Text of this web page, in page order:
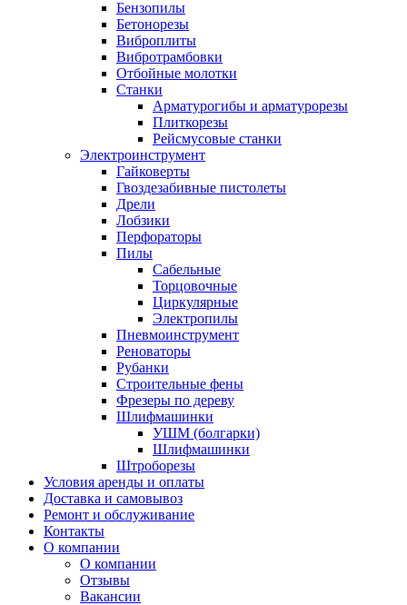
Бензопилы
Бетонорезы
Виброплиты
Вибротрамбовки
Отбойные молотки
Станки
Арматурогибы и арматурорезы
Плиткорезы
Рейсмусовые станки
Электроинструмент
Гайковерты
Гвоздезабивные пистолеты
Дрели
Лобзики
Перфораторы
Пилы
Сабельные
Торцовочные
Циркулярные
Электропилы
Пневмоинструмент
Реноваторы
Рубанки
Строительные фены
Фрезеры по дереву
Шлифмашинки
УШМ (болгарки)
Шлифмашинки
Штроборезы
Условия аренды и оплаты
Доставка и самовывоз
Ремонт и обслуживание
Контакты
О компании
О компании
Отзывы
Вакансии